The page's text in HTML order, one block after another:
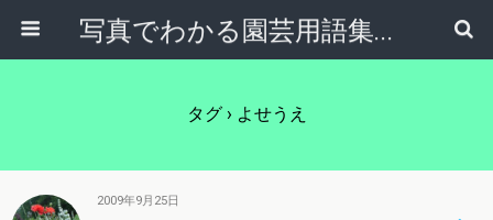
写真でわかる園芸用語集｜見て納得！かんたんガーデニング用語辞典
タグ › よせうえ
2009年9月25日